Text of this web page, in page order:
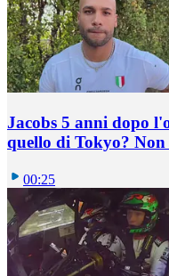
Jacobs 5 anni dopo
quello di Tokyo?
00:25